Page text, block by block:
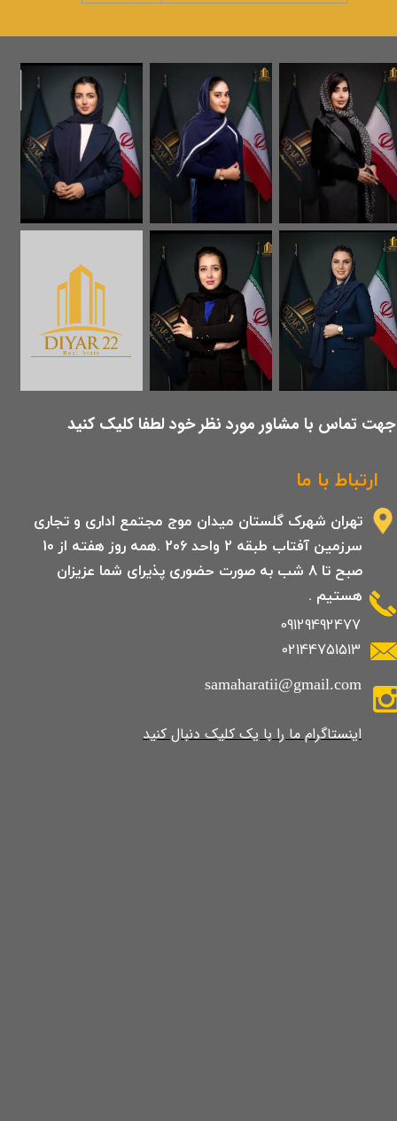
ارتباط با ما
09129492477
02144751513
تهران شهرک گلستان میدان موج مجتمع اداری و تجاری
سرزمین آفتاب طبقه 2 واحد 206 .همه روز هفته از 10
صبح تا 8 شب به صورت حضوری پذیرای شما عزیزان
هستیم .
samaharatii@gmail.com
​​​​​​​​​اینستاگرام ما را با یک کلیک دنبال کنید
​جهت تماس با مشاور مورد نظر خود لطفا کلیک کنید